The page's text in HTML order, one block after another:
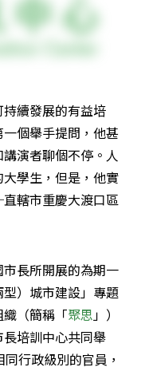
續發展的有益培
個舉手提問，他甚
演者聊個不停。人
學生，但是，他實
轄市重慶大渡口區
長所開展的為期一
）城市建設」專題
（簡稱「聚思」）
培訓中心共同舉
行政級別的官員，